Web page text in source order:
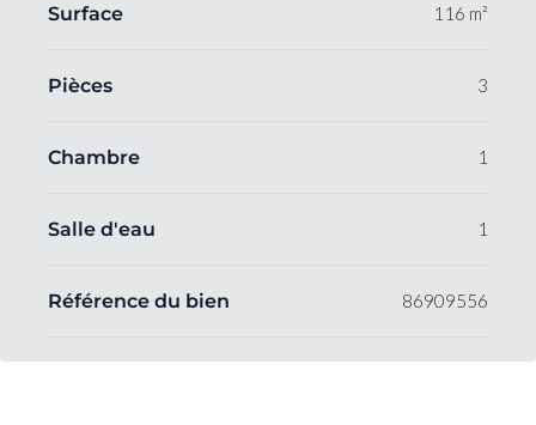
Surface 116 m²
Pièces 3
Chambre 1
Salle d'eau 1
Référence du bien 86909556